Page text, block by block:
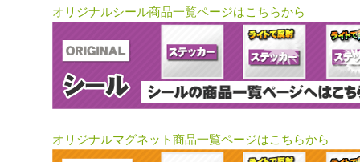
オリジナルシール商品一覧ページはこちらから
オリジナルマグネット商品一覧ページはこちらから